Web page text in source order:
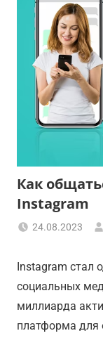
Как
Instagram
24.08.2023
Instagram стал
социальных
миллиарда
платформа для